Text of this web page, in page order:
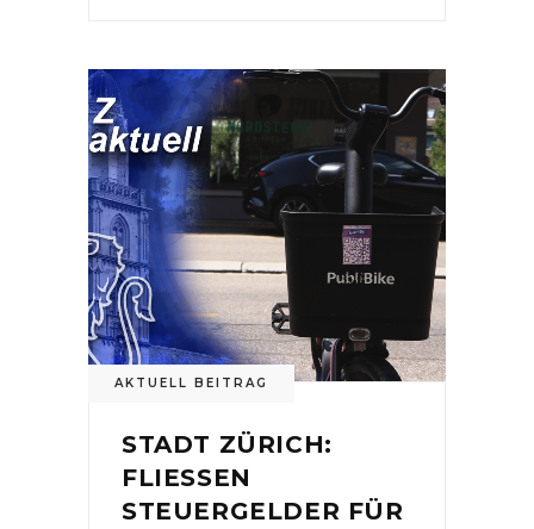
AKTUELL BEITRAG
STADT ZÜRICH:
FLIESSEN
STEUERGELDER FÜR